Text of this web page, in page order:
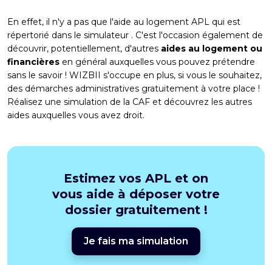
En effet, il n'y a pas que l'aide au logement APL qui est
répertorié dans le simulateur . C'est l'occasion également de
découvrir, potentiellement, d'autres aides au logement ou
financières en général auxquelles vous pouvez prétendre
sans le savoir ! WIZBII s'occupe en plus, si vous le souhaitez,
des démarches administratives gratuitement à votre place !
Réalisez une simulation de la CAF et découvrez les autres
aides auxquelles vous avez droit.
Estimez vos APL et on
vous aide à déposer votre
dossier gratuitement !
Je fais ma simulation